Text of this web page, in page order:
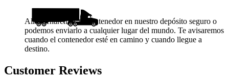
Almacenaremos tu contenedor en nuestro depósito seguro o
podemos enviarlo a cualquier lugar del mundo. Te avisaremos
cuando el contenedor esté en camino y cuando llegue a
destino.
Customer Reviews